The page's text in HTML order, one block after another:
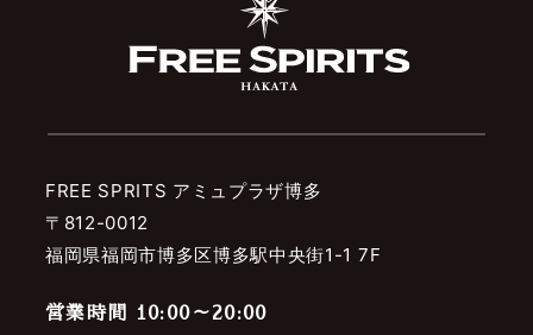
FREE SPRITS アミュプラザ博多
〒812-0012
福岡県福岡市博多区博多駅中央街1-1 7F
営業時間 10:00～20:00